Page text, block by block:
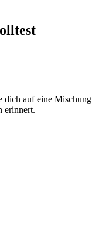
dich auf eine Mischung
erinnert.